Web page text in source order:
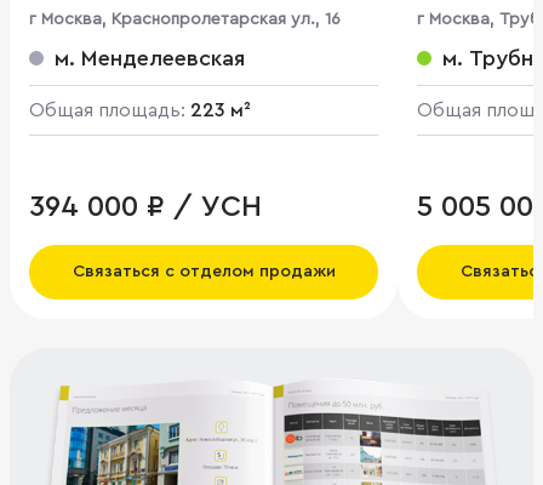
г Москва, Краснопролетарская ул., 16
м. Менделеевская
Общая площадь: 223 м²
394 000 ₽ / УСН
Связаться с отделом продажи
г Москва,
м.
Общая
5 005